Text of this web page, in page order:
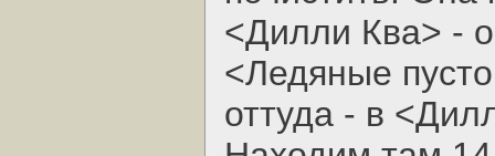
<Дилли Ква> -
<Ледяные
оттуда - в